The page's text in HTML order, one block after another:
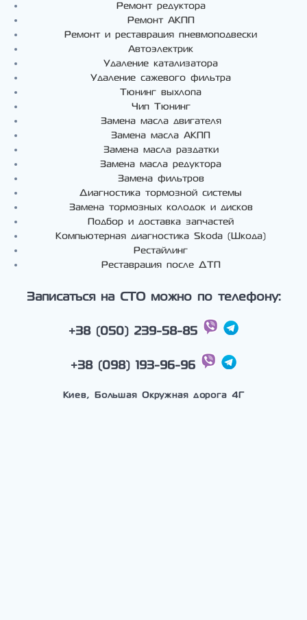
Ремонт редуктора
Ремонт АКПП
Ремонт и реставрация пневмоподвески
Автоэлектрик
Удаление катализатора
Удаление сажевого фильтра
Тюнинг выхлопа
Чип Тюнинг
Замена масла двигателя
Замена масла АКПП
Замена масла раздатки
Замена масла редуктора
Замена фильтров
Диагностика тормозной системы
Замена тормозных колодок и дисков
Подбор и доставка запчастей
Компьютерная диагностика Skoda (Шкода)
Рестайлинг
Реставрация после ДТП
Записаться на СТО можно по телефону:
+38 (050) 239-58-85
+38 (098) 193-96-96
Киев, Большая Окружная дорога 4Г